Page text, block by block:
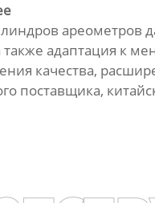
ареометров
также адаптация к
качества,
поставщика,